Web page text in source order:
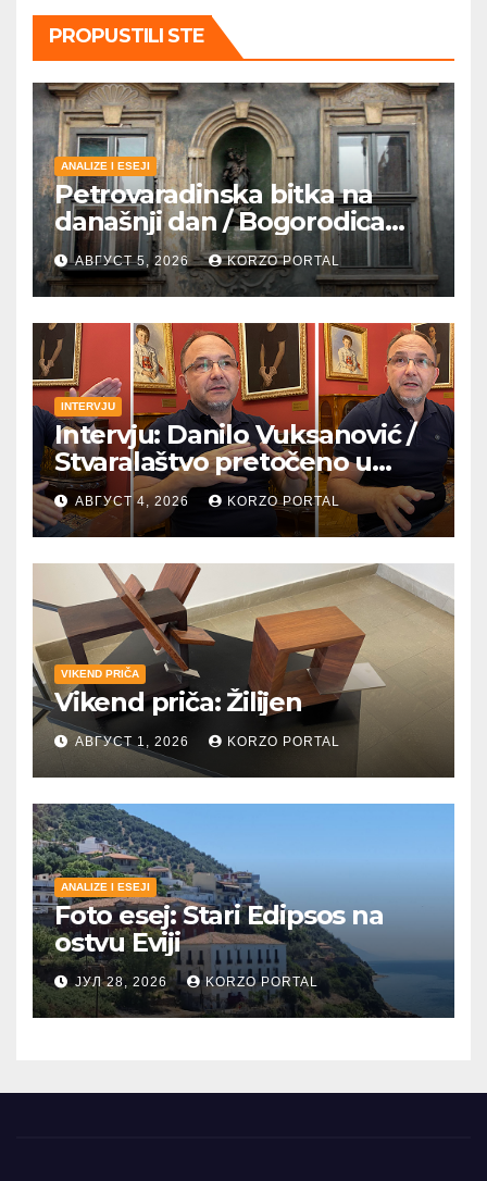
PROPUSTILI STE
ANALIZE I ESEJI
Petrovaradinska bitka na
današnji dan / Bogorodica
pobednica u
petrovaradinskom Podgrađu
АВГУСТ 5, 2026 KORZO PORTAL
INTERVJU
Intervju: Danilo Vuksanović /
Stvaralaštvo pretočeno u
umetnost i reči
АВГУСТ 4, 2026 KORZO PORTAL
VIKEND PRIČA
Vikend priča: Žilijen
АВГУСТ 1, 2026 KORZO PORTAL
ANALIZE I ESEJI
Foto esej: Stari Edipsos na
ostvu Eviji
ЈУЛ 28, 2026 KORZO PORTAL